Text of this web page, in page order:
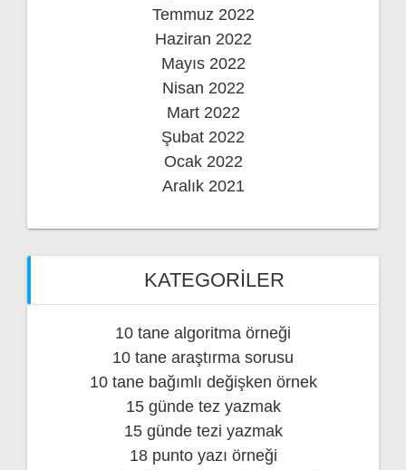
Temmuz 2022
Haziran 2022
Mayıs 2022
Nisan 2022
Mart 2022
Şubat 2022
Ocak 2022
Aralık 2021
KATEGORILER
10 tane algoritma örneği
10 tane araştırma sorusu
10 tane bağımlı değişken örnek
15 günde tez yazmak
15 günde tezi yazmak
18 punto yazı örneği